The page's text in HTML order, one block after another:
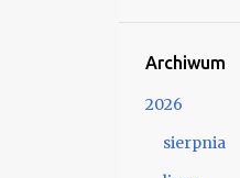
Archiwum
2026
sierpnia